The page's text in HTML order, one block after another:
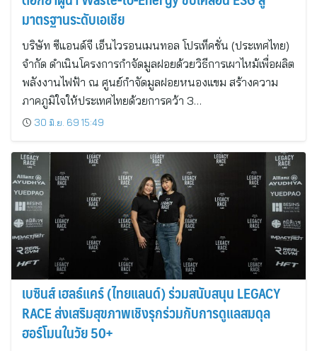
มาตรฐานระดับเอเชีย
บริษัท ซีแอนด์จี เอ็นไวรอนเมนทอล โปรเท็คชั่น (ประเทศไทย)
จำกัด ดำเนินโครงการกำจัดมูลฝอยด้วยวิธีการเผาไหม้เพื่อผลิต
พลังงานไฟฟ้า ณ ศูนย์กำจัดมูลฝอยหนองแขม สร้างความ
ภาคภูมิใจให้ประเทศไทยด้วยการคว้า 3…
30 มิ.ย. 69 15:49
เบซินส์ เฮลธ์แคร์ (ไทยแลนด์) ร่วมสนับสนุน LEGACY
RACE ส่งเสริมสุขภาพเชิงรุกร่วมกับการดูแลสมดุล
ฮอร์โมนในวัย 50+